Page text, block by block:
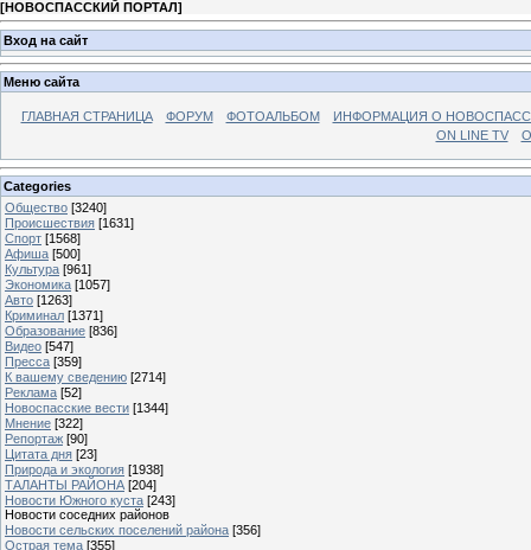
[НОВОСПАССКИЙ ПОРТАЛ]
Вход на сайт
Меню сайта
ГЛАВНАЯ СТРАНИЦА ФОРУМ ФОТОАЛЬБОМ
ИНФОРМАЦИЯ О
ON LINE TV
Categories
Общество [3240]
Происшествия [1631]
Спорт [1568]
Афиша [500]
Культура [961]
Экономика [1057]
Авто [1263]
Криминал [1371]
Образование [836]
Видео [547]
Пресса [359]
К вашему сведению [2714]
Реклама [52]
Новоспасские вести [1344]
Мнение [322]
Репортаж [90]
Цитата дня [23]
Природа и экология [1938]
ТАЛАНТЫ РАЙОНА [204]
Новости Южного куста [243]
Новости соседних районов
Новости сельских поселений района [356]
Острая тема [355]